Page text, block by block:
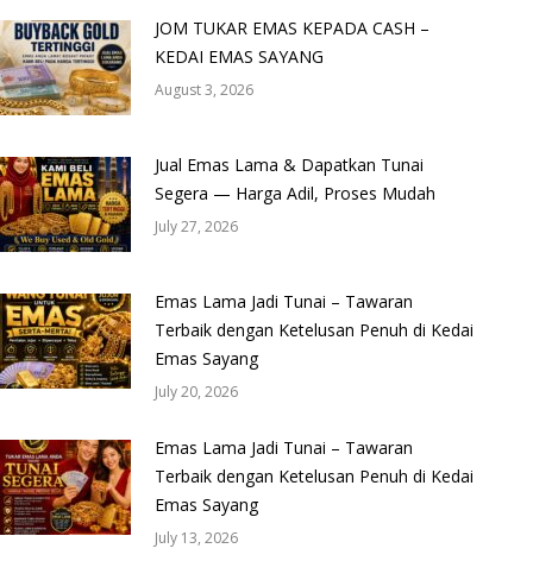
JOM TUKAR EMAS KEPADA CASH –
KEDAI EMAS SAYANG
August 3, 2026
Jual Emas Lama & Dapatkan Tunai
Segera — Harga Adil, Proses Mudah
July 27, 2026
Emas Lama Jadi Tunai – Tawaran
Terbaik dengan Ketelusan Penuh di Kedai
Emas Sayang
July 20, 2026
Emas Lama Jadi Tunai – Tawaran
Terbaik dengan Ketelusan Penuh di Kedai
Emas Sayang
July 13, 2026